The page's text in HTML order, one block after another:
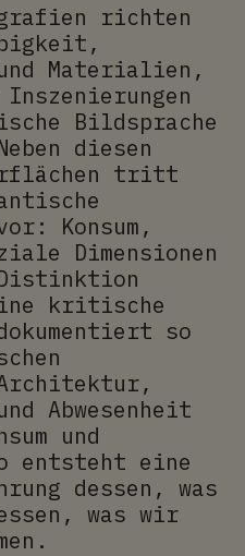
richten
Materialien,
Bildsprache
diesen
tritt
Konsum,
Dimensionen
kritische
so
Abwesenheit
und
entsteht eine
dessen, was
was wir